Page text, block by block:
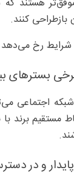
کنند.
شرایط رخ می‌دهد
بسترهای
اجتماعی
مستقیم
و در